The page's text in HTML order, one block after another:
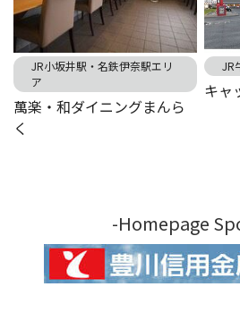
JR小坂井駅・名鉄伊奈駅エリ
ア
萬楽・和ダイニングまんら
く
JR
キャ
-Homepage